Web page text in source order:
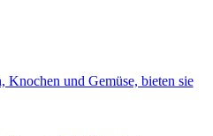
Knochen und Gemüse, bieten sie